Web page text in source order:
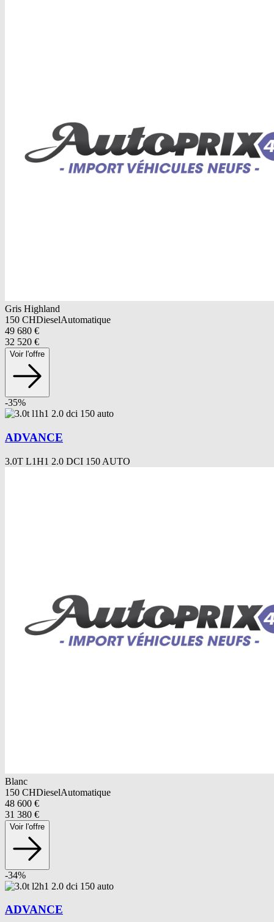
Gris Highland
150 CHDieselAutomatique
49 680 €
32 520 €
Voir l'offre
-35%
ADVANCE
3.0T L1H1 2.0 DCI 150 AUTO
Blanc
150 CHDieselAutomatique
48 600 €
31 380 €
Voir l'offre
-34%
ADVANCE